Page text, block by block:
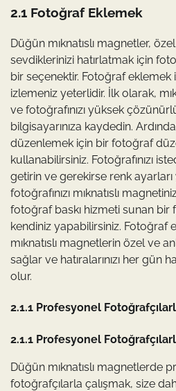
2.1 Fotoğraf Eklemek
Düğün mıknatıslı magnetler, özel
sevdiklerinizi hatırlatmak için
bir seçenektir. Fotoğraf eklemek
izlemeniz yeterlidir. İlk olarak,
ve fotoğrafınızı yüksek
bilgisayarınıza kaydedin.
düzenlemek için bir fotoğraf
kullanabilirsiniz. Fotoğrafınızı
getirin ve gerekirse renk ayarları
fotoğrafınızı mıknatıslı
fotoğraf baskı hizmeti sunan bir
kendiniz yapabilirsiniz. Fotoğraf
mıknatıslı magnetlerin özel ve
sağlar ve hatıralarınızı her gün
olur.
2.1.1 Profesyonel
2.1.1 Profesyonel
Düğün mıknatıslı magnetlerde
fotoğrafçılarla çalışmak, size